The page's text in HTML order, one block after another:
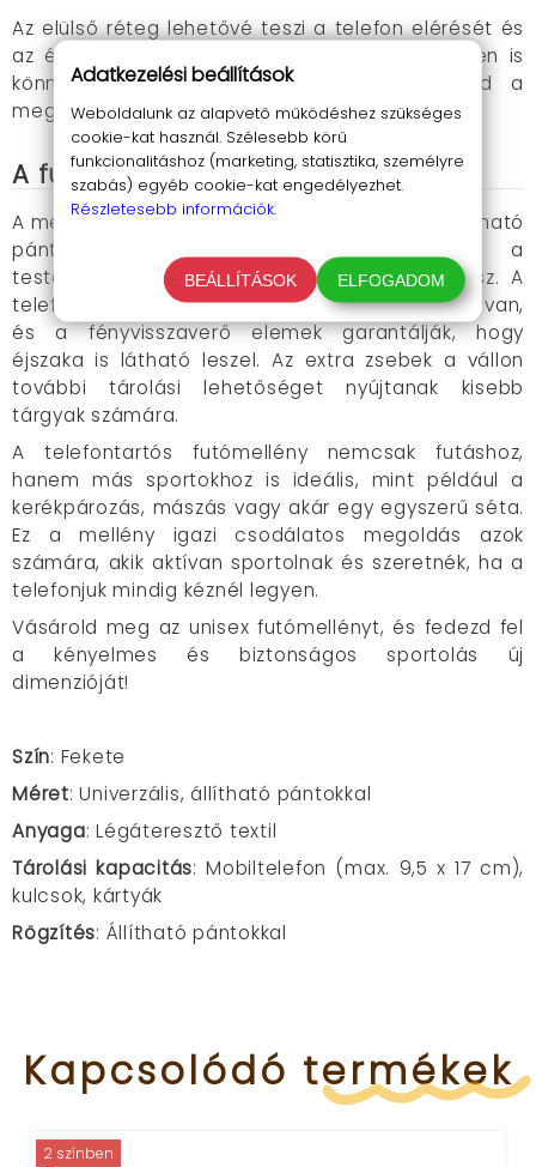
Az elülső réteg lehetővé teszi a telefon elérését és
az érintőképernyő használatát, így futás közben is
könnyen válthatsz zenét vagy ellenőrizheted a
megtett távolságot.
A futó mellény használata
A mellény használata rendkívül egyszerű. Az állítható
pántok segítségével könnyen igazíthatod a
testalkatodhoz, így garantáltan kényelmes lesz. A
telefontartó zsebben a mobilod biztonságban van,
és a fényvisszaverő elemek garantálják, hogy
éjszaka is látható leszel. Az extra zsebek a vállon
további tárolási lehetőséget nyújtanak kisebb
tárgyak számára.
A telefontartós futómellény nemcsak futáshoz,
hanem más sportokhoz is ideális, mint például a
kerékpározás, mászás vagy akár egy egyszerű séta.
Ez a mellény igazi csodálatos megoldás azok
számára, akik aktívan sportolnak és szeretnék, ha a
telefonjuk mindig kéznél legyen.
Vásárold meg az unisex futómellényt, és fedezd fel
a kényelmes és biztonságos sportolás új
dimenzióját!
Szín: Fekete
Méret: Univerzális, állítható pántokkal
Anyaga: Légáteresztő textil
Tárolási kapacitás: Mobiltelefon (max. 9,5 x 17 cm),
kulcsok, kártyák
Rögzítés: Állítható pántokkal
Kapcsolódó termékek
2 színben
Adatkezelési beállítások
Weboldalunk az alapvető működéshez szükséges
cookie-kat használ. Szélesebb körű
funkcionalitáshoz (marketing, statisztika, személyre
szabás) egyéb cookie-kat engedélyezhet.
Részletesebb információk.
BEÁLLÍTÁSOK ELFOGADOM